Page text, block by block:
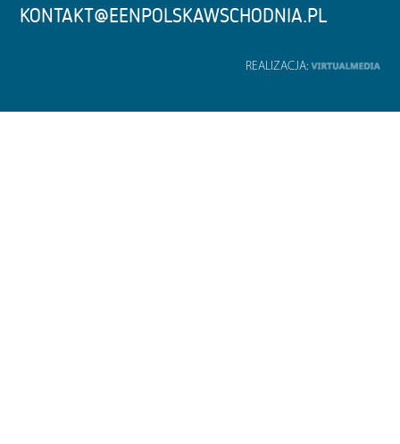
KONTAKT@EENPOLSKAWSCHODNIA.PL
REALIZACJA: